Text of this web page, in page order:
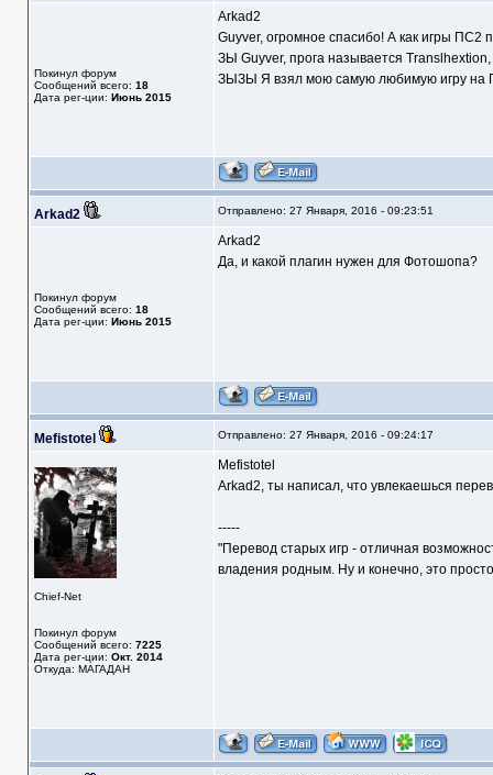
Покинул форум
Сообщений всего: 18
Дата рег-ции: Июнь 2015
Arkad2
Guyver, огромное спасибо! А как игры ПС2
ЗЫ Guyver, прога называется
ЗЫЗЫ Я взял мою самую любимую игру на
Arkad2 Отправлено: 27 Января, 2016 - 09:23:51
Покинул форум
Сообщений всего: 18
Дата рег-ции: Июнь 2015
Arkad2
Да, и какой плагин нужен для Фотошопа?
Mefistotel Отправлено: 27 Января, 2016 - 09:24:17
Chief-Net
Покинул форум
Сообщений всего: 7225
Дата рег-ции: Окт. 2014
Откуда: МАГАДАН
Mefistotel
Arkad2, ты написал, что увлекаешься
-----
"Перевод старых игр - отличная
владения родным. Ну и конечно, это